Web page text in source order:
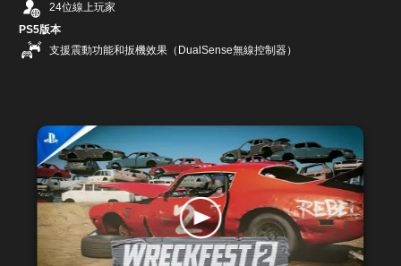
24位線上玩家
PS5版本
支援震動功能和扳機效果（DualSense無線控制器）